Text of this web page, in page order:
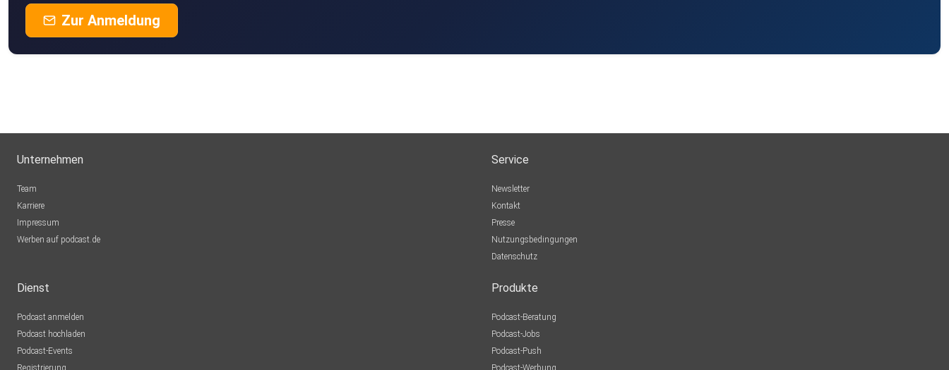
Zur Anmeldung
Unternehmen
Team
Karriere
Impressum
Werben auf podcast.de
Service
Newsletter
Kontakt
Presse
Nutzungsbedingungen
Datenschutz
Dienst
Podcast anmelden
Podcast hochladen
Podcast-Events
Registrierung
Produkte
Podcast-Beratung
Podcast-Jobs
Podcast-Push
Podcast-Werbung